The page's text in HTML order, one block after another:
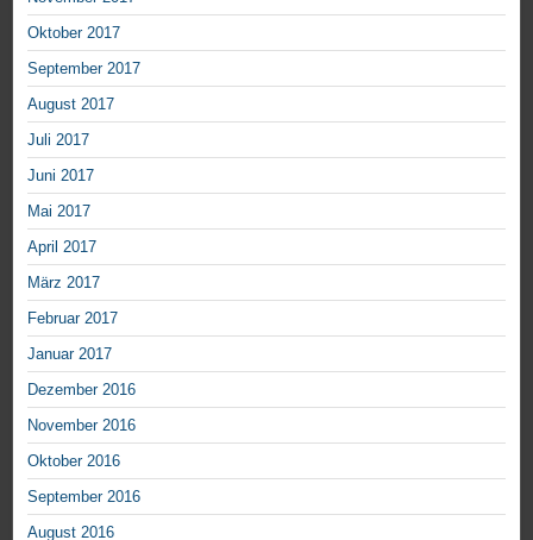
Oktober 2017
September 2017
August 2017
Juli 2017
Juni 2017
Mai 2017
April 2017
März 2017
Februar 2017
Januar 2017
Dezember 2016
November 2016
Oktober 2016
September 2016
August 2016